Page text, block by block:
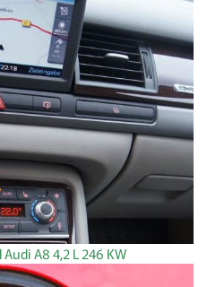
A8 4,2 L 246 KW